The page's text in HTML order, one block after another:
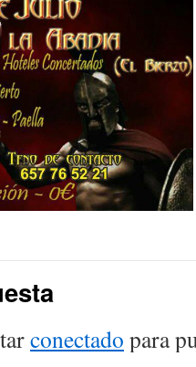
conectado para